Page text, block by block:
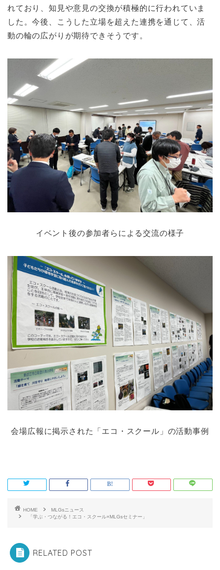
れており、知見や意見の交換が積極的に行われていま
した。今後、こうした立場を超えた連携を通じて、活
動の輪の広がりが期待できそうです。
イベント後の参加者らによる交流の様子
会場広報に掲示された「エコ・スクール」の活動事例
HOME
MLGsニュース
「学ぶ・つながる！エコ・スクール×MLGsセミナー」
RELATED POST